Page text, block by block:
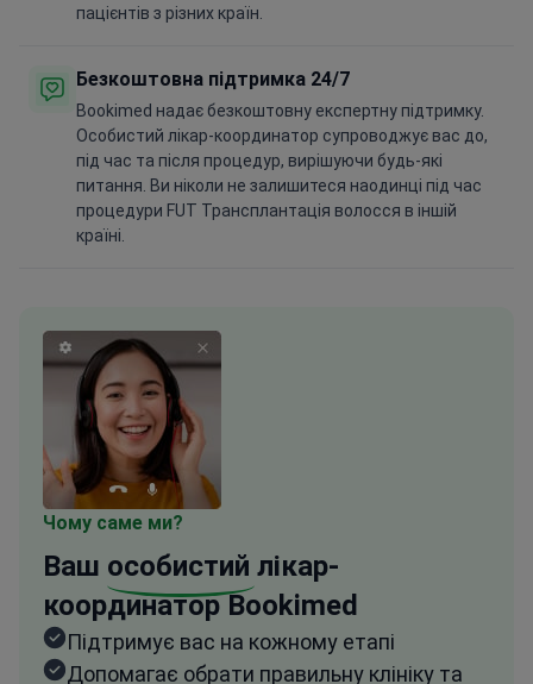
пацієнтів з різних країн.
Безкоштовна підтримка 24/7
Bookimed надає безкоштовну експертну підтримку.
Особистий лікар-координатор супроводжує вас до,
під час та після процедур, вирішуючи будь-які
питання. Ви ніколи не залишитеся наодинці під час
процедури FUT Трансплантація волосся в іншій
країні.
Чому саме ми?
Ваш особистий лікар-
координатор Bookimed
Підтримує вас на кожному етапі
Допомагає обрати правильну клініку та